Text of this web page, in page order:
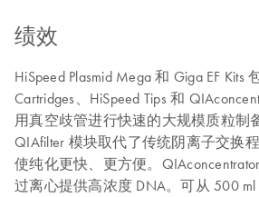
绩效
HiSpeed Plasmid Mega 和 Giga EF Kits
Cartridges、HiSpeed Tips 和
用真空歧管进行快速的大规模质粒制
QIAfilter 模块取代了传统阴离子交换
使纯化更快、更方便。
过离心提供高浓度 DNA。可从 500